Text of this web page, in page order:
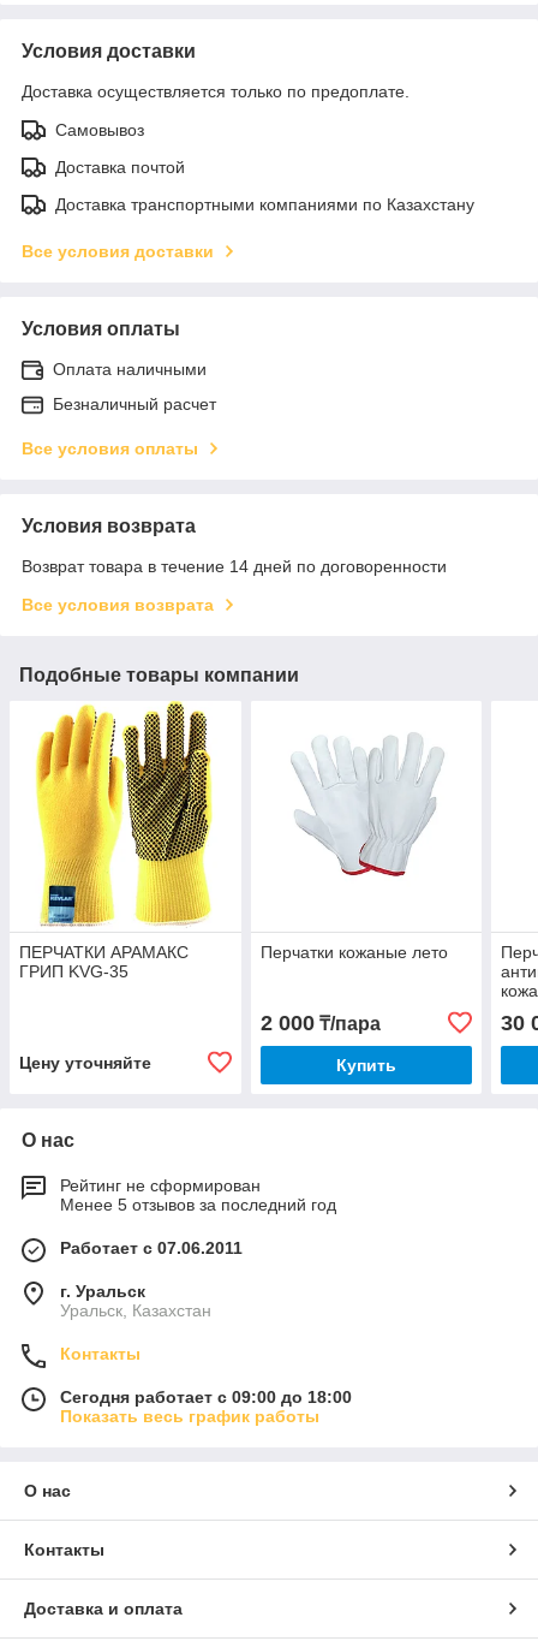
Условия доставки
Доставка осуществляется только по предоплате.
Самовывоз
Доставка почтой
Доставка транспортными компаниями по Казахстану
Все условия доставки
Условия оплаты
Оплата наличными
Безналичный расчет
Все условия оплаты
Условия возврата
Возврат товара в течение 14 дней по договоренности
Все условия возврата
Подобные товары компании
ПЕРЧАТКИ АРАМАКС
ГРИП KVG-35
Цену уточняйте
Перчатки кожаные лето
2 000₸/пара
Купить
30
О нас
Рейтинг не сформирован
Менее 5 отзывов за последний год
Работает с 07.06.2011
г. Уральск
Уральск, Казахстан
Контакты
Сегодня работает с 09:00 до 18:00
Показать весь график работы
О нас
Контакты
Доставка и оплата